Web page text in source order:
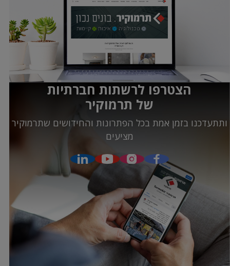
הצטרפו לרשתות חברתיות
של תרמוקיר
ותתעדכנו בזמן אמת בכל הפתרונות והחידושים שתרמוקיר
מציעים